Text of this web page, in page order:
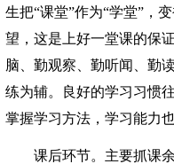
生把“课堂”作为“学堂”，
望，这是上好一堂课的保
脑、勤观察、勤听闻、勤
练为辅。良好的学习习惯
掌握学习方法，学习能力
课后环节。主要抓课